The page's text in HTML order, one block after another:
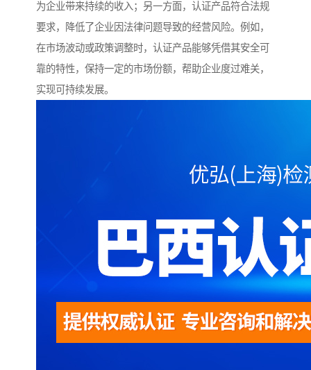
为企业带来持续的收入；另一方面，认证产品符合法规
要求，降低了企业因法律问题导致的经营风险。例如，
在市场波动或政策调整时，认证产品能够凭借其安全可
靠的特性，保持一定的市场份额，帮助企业度过难关，
实现可持续发展。